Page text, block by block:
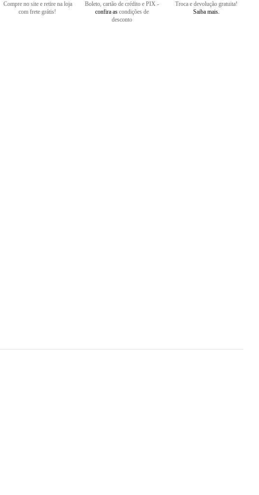
Compre no site e retire na loja
com frete grátis!
Boleto, cartão de crédito e PIX -
confira as condições de
desconto
Troca e devolução gratuita!
Saiba mais.